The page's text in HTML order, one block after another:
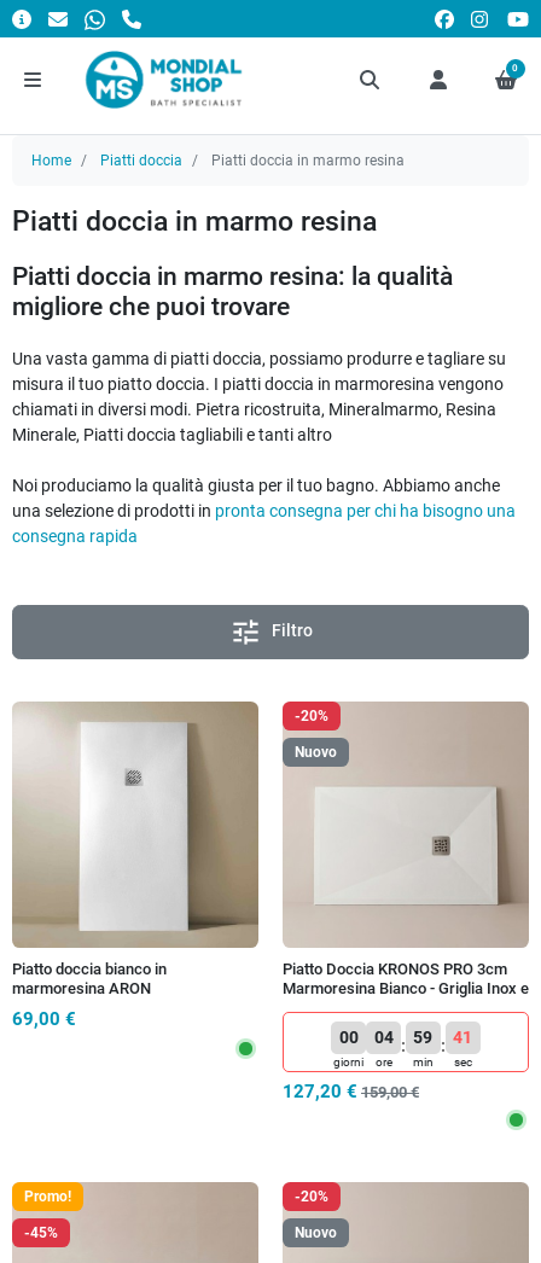
0
Home Piatti doccia Piatti doccia in marmo resina
Piatti doccia in marmo resina
Piatti doccia in marmo resina: la qualità
migliore che puoi trovare
Una vasta gamma di piatti doccia, possiamo produrre e tagliare su
misura il tuo piatto doccia. I piatti doccia in marmoresina vengono
chiamati in diversi modi. Pietra ricostruita, Mineralmarmo, Resina
Minerale, Piatti doccia tagliabili e tanti altro
Noi produciamo la qualità giusta per il tuo bagno. Abbiamo anche
una selezione di prodotti in pronta consegna per chi ha bisogno una
consegna rapida
tune Filtro
Piatto doccia bianco in
marmoresina ARON
69,00 €
-20%
Nuovo
Piatto Doccia KRONOS PRO 3cm
Marmoresina Bianco - Griglia Inox e
Piletta
00
giorni
04
ore
: 59
min
: 40
sec
127,20 € 159,00 €
Promo!
-45%
-20%
Nuovo